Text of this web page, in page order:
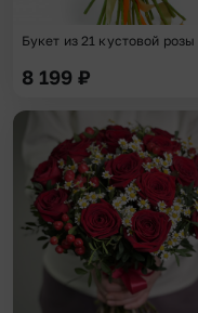
Букет из 21 кустовой розы
8 199 ₽